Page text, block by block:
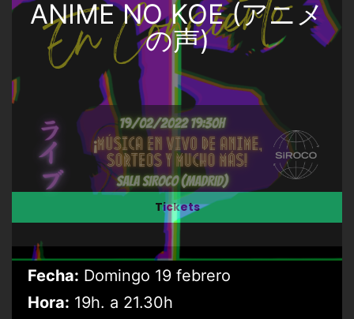
ANIME NO KOE (アニメ
の声)
Tickets
Fecha: Domingo 19 febrero
Hora: 19h. a 21.30h